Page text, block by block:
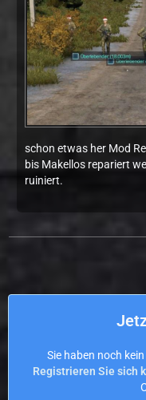
schon etwas her Mod
bis Makellos repariert
ruiniert.
Sie haben noch
Registrieren Sie sich